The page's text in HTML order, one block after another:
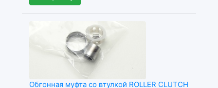
Обгонная муфта со втулкой ROLLER CLUTCH